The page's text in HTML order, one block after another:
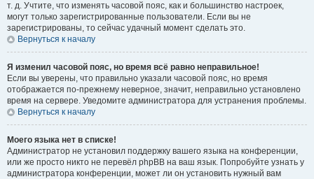
т. д. Учтите, что изменять часовой пояс, как и большинство настроек,
могут только зарегистрированные пользователи. Если вы не
зарегистрированы, то сейчас удачный момент сделать это.
Вернуться к началу
Я изменил часовой пояс, но время всё равно неправильное!
Если вы уверены, что правильно указали часовой пояс, но время
отображается по-прежнему неверное, значит, неправильно установлено
время на сервере. Уведомите администратора для устранения проблемы.
Вернуться к началу
Моего языка нет в списке!
Администратор не установил поддержку вашего языка на конференции,
или же просто никто не перевёл phpBB на ваш язык. Попробуйте узнать у
администратора конференции, может ли он установить нужный вам